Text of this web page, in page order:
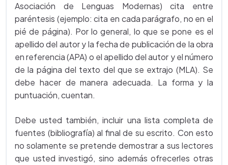
Asociación de Lenguas Modernas) cita entre
paréntesis (ejemplo: cita en cada parágrafo, no en el
pié de página). Por lo general, lo que se pone es el
apellido del autor y la fecha de publicación de la obra
en referencia (APA) o el apellido del autor y el número
de la página del texto del que se extrajo (MLA). Se
debe hacer de manera adecuada. La forma y la
puntuación, cuentan.
Debe usted también, incluir una lista completa de
fuentes (bibliografía) al final de su escrito. Con esto
no solamente se pretende demostrar a sus lectores
que usted investigó, sino además ofrecerles otras